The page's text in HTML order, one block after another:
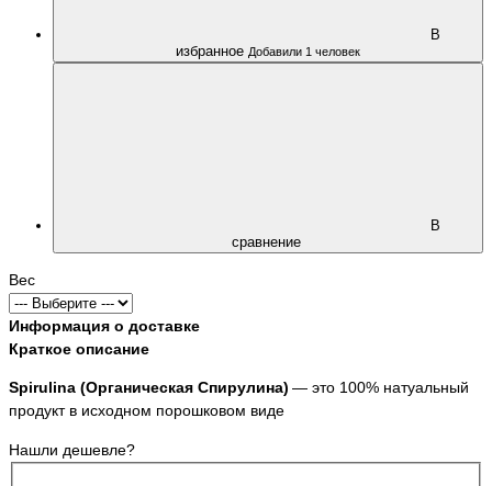
В
избранное Добавили 1 человек
В
сравнение
Вес
Информация о доставке
Краткое описание
Spirulina (Органическая Спирулина) — это 100% натуальный
продукт в исходном порошковом виде
Нашли дешевле?